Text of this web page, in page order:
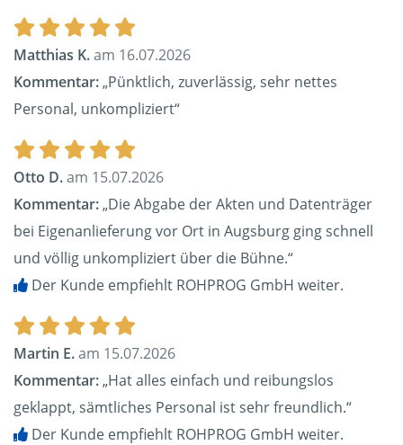
Matthias K.am 16.07.2026
Kommentar:„Pünktlich, zuverlässig, sehr nettes
Personal, unkompliziert“
Otto D.am 15.07.2026
Kommentar:„Die Abgabe der Akten und Datenträger
bei Eigenanlieferung vor Ort in Augsburg ging schnell
und völlig unkompliziert über die Bühne.“
Der Kunde empfiehlt ROHPROG GmbH weiter.
Martin E.am 15.07.2026
Kommentar:„Hat alles einfach und reibungslos
geklappt, sämtliches Personal ist sehr freundlich.“
Der Kunde empfiehlt ROHPROG GmbH weiter.